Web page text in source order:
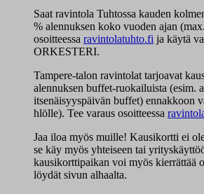
Saat ravintola Tuhtossa kauden
% alennuksen koko vuoden ajan
osoitteessa ravintolatuhto.fi ja käytä
ORKESTERI.
Tampere-talon ravintolat tarjoavat
alennuksen buffet-ruokailuista (esim.
itsenäisyyspäivän buffet) ennakkoon
hlölle). Tee varaus osoitteessa
Jaa iloa myös muille! Kausikortti ei
se käy myös yhteiseen tai
kausikorttipaikan voi myös kierrättää
löydät sivun alhaalta.